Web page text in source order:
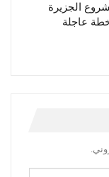
الجزيرة
عاجلة